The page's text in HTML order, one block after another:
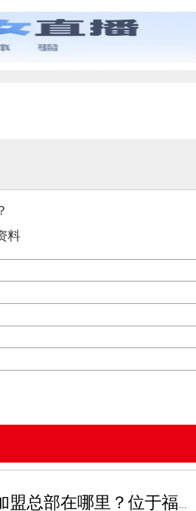
料
五条人糖水铺加盟总部在哪里？位于福建厦门欢迎大家前来考察